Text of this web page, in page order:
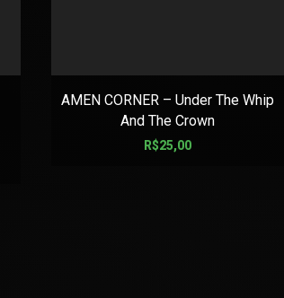
AMEN CORNER – Under The Whip
And The Crown
R$25,00